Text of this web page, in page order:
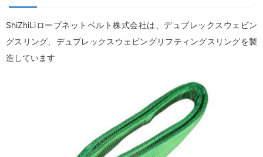
ShiZhiLiロープネットベルト株式会社は、デュプレックスウェビン
グスリング、デュプレックスウェビングリフティングスリングを製
造しています